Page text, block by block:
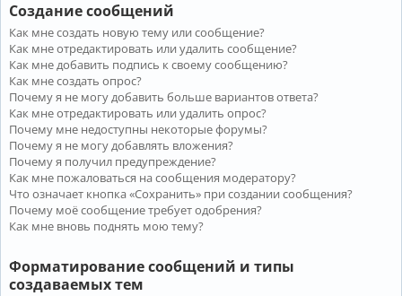
Создание сообщений
Как мне создать новую тему или сообщение?
Как мне отредактировать или удалить сообщение?
Как мне добавить подпись к своему сообщению?
Как мне создать опрос?
Почему я не могу добавить больше вариантов ответа?
Как мне отредактировать или удалить опрос?
Почему мне недоступны некоторые форумы?
Почему я не могу добавлять вложения?
Почему я получил предупреждение?
Как мне пожаловаться на сообщения модератору?
Что означает кнопка «Сохранить» при создании сообщения?
Почему моё сообщение требует одобрения?
Как мне вновь поднять мою тему?
Форматирование сообщений и типы
создаваемых тем